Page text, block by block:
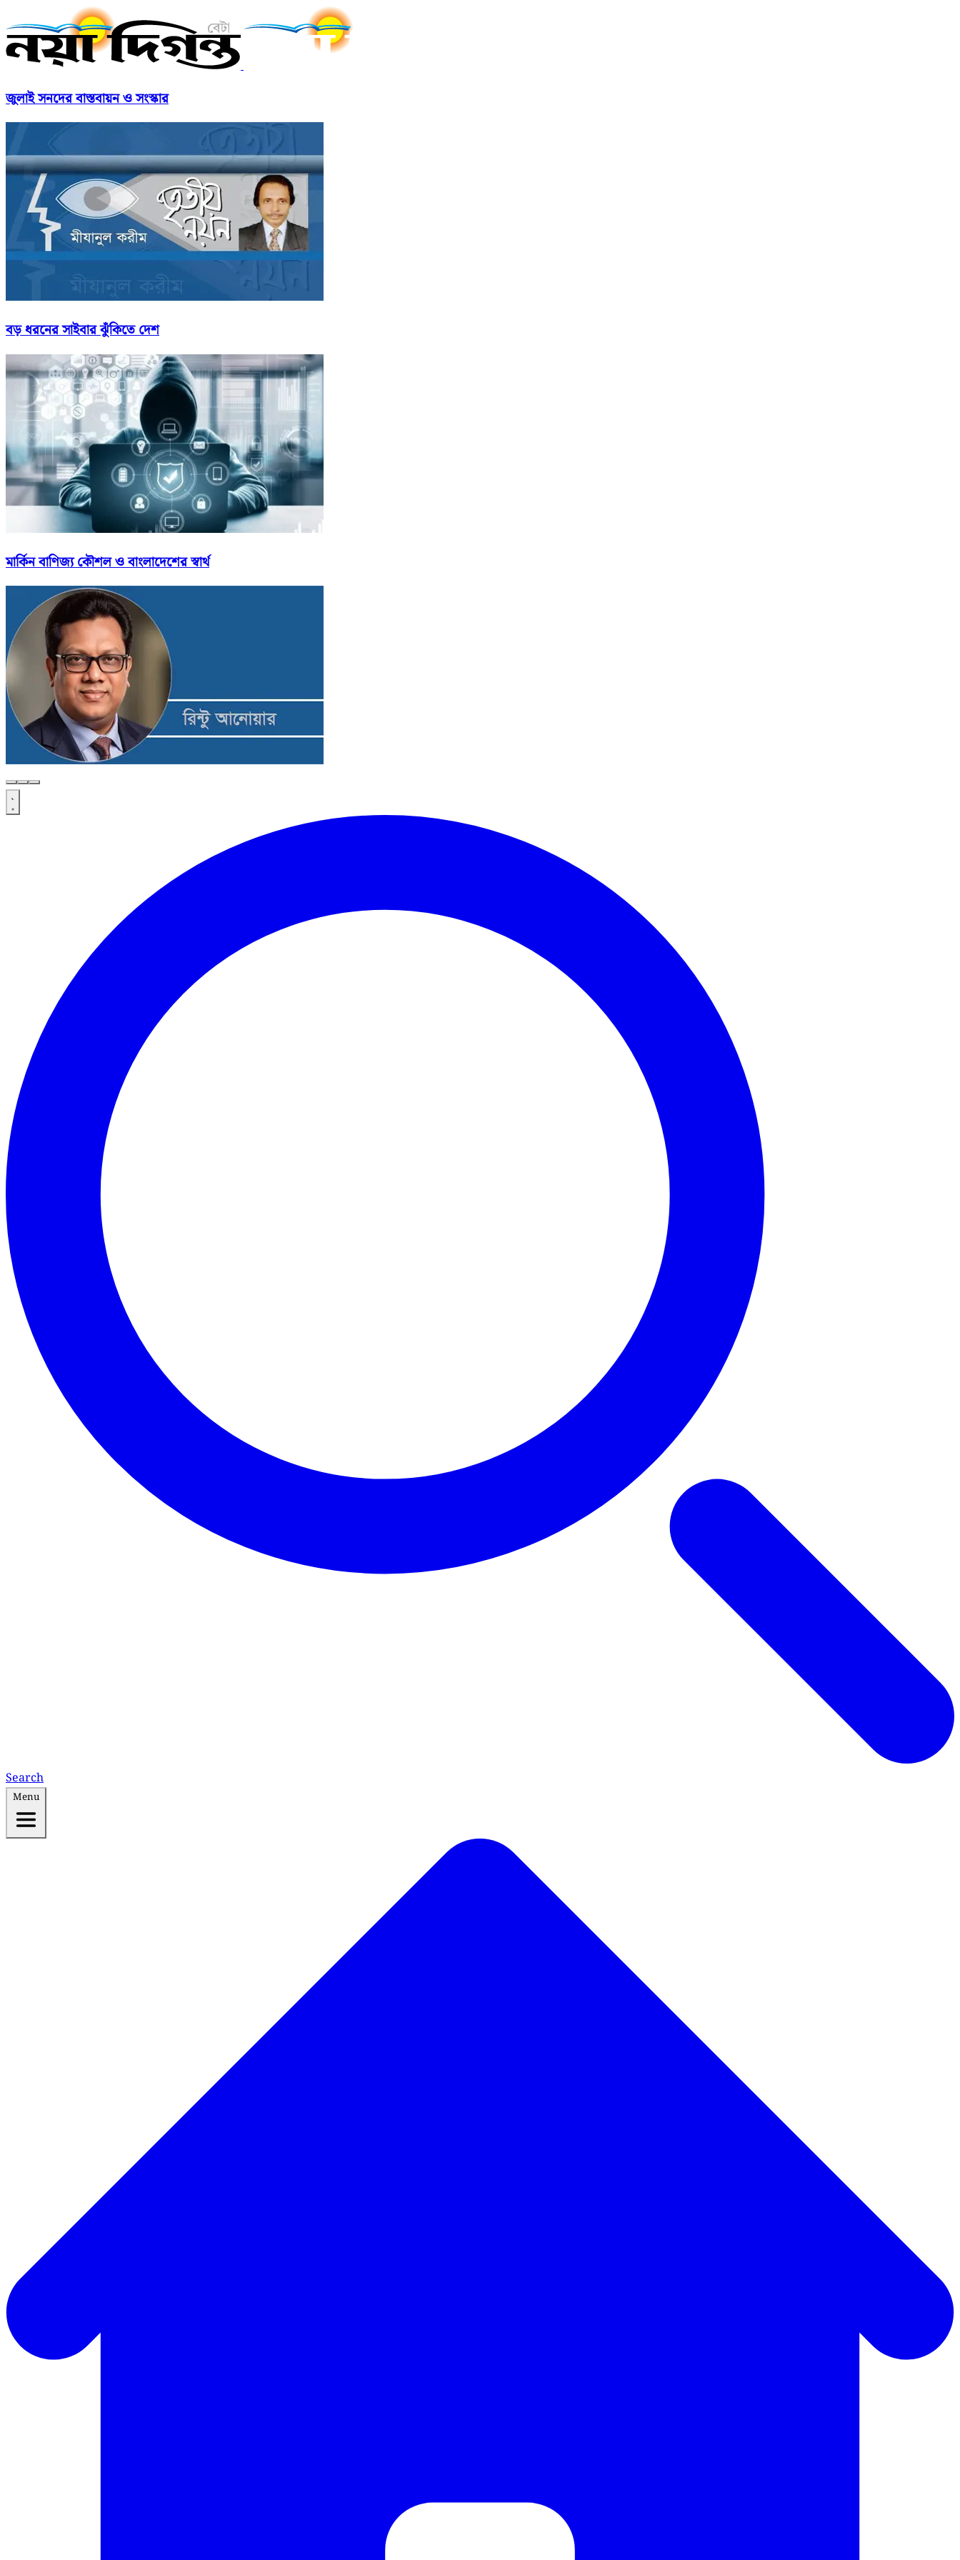
জুলাই সনদের বাস্তবায়ন ও সংস্কার
বড় ধরনের সাইবার ঝুঁকিতে দেশ
মার্কিন বাণিজ্য কৌশল ও বাংলাদেশের স্বার্থ
Search
Menu